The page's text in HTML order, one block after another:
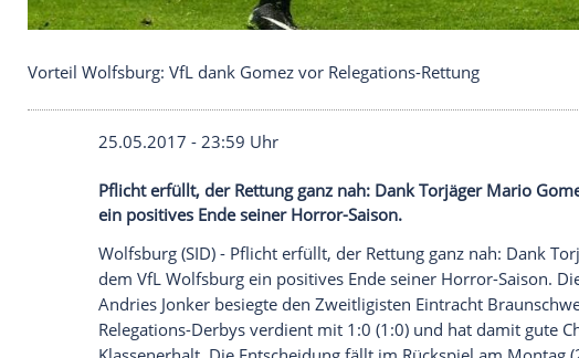
Vorteil Wolfsburg: VfL dank Gomez vor Relegations-Rettung